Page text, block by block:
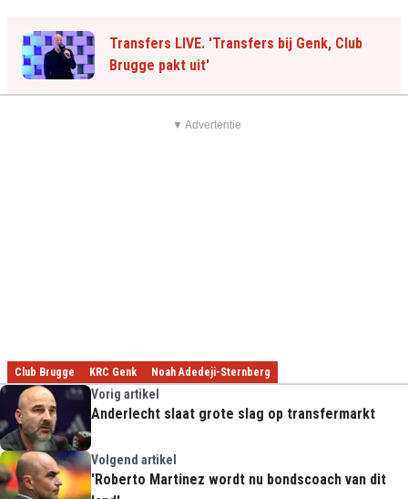
Transfers LIVE. 'Transfers bij Genk, Club
Brugge pakt uit'
▼ Advertentie
Club Brugge KRC Genk Noah Adedeji-Sternberg
Vorig artikel
Anderlecht slaat grote slag op transfermarkt
Volgend artikel
'Roberto Martinez wordt nu bondscoach van dit